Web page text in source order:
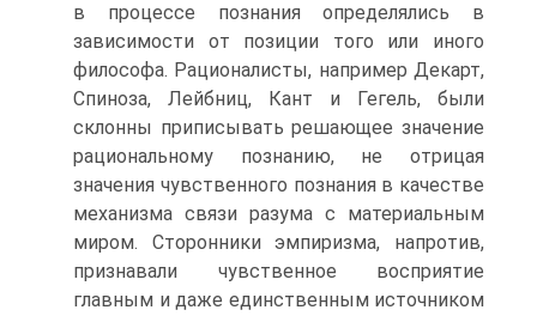
в процессе познания определялись в
зависимости от позиции того или иного
философа. Рационалисты, например Декарт,
Спиноза, Лейбниц, Кант и Гегель, были
склонны приписывать решающее значение
рациональному познанию, не отрицая
значения чувственного познания в качестве
механизма связи разума с материальным
миром. Сторонники эмпиризма, напротив,
признавали чувственное восприятие
главным и даже единственным источником